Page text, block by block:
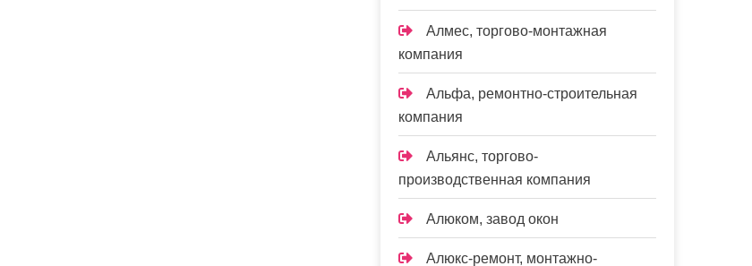
Алмес, торгово-монтажная
компания
Альфа, ремонтно-строительная
компания
Альянс, торгово-
производственная компания
Алюком, завод окон
Алюкс-ремонт, монтажно-